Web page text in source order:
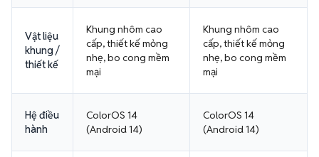
Vật liệu
khung /
thiết kế
Khung nhôm cao
cấp, thiết kế mỏng
nhẹ, bo cong mềm
mại
Khung nhôm cao
cấp, thiết kế mỏng
nhẹ, bo cong mềm
mại
Hệ điều
hành
ColorOS 14
(Android 14)
ColorOS 14
(Android 14)